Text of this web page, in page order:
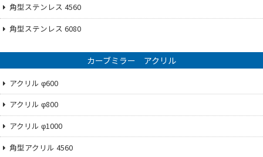
角型ステンレス 4560
角型ステンレス 6080
カーブミラー アクリル
アクリル φ600
アクリル φ800
アクリル φ1000
角型アクリル 4560